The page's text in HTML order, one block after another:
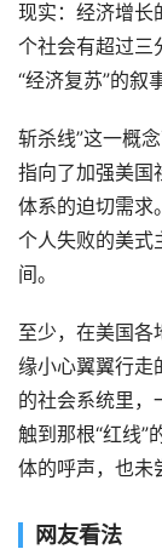
现实：经济增长
个社会有超过三
“经济复苏”的叙
斩杀线”这一概
指向了加强美国
体系的迫切需求
个人失败的美式
间。
至少，在美国各
缘小心翼翼行走
的社会系统里，
触到那根“红线”
体的呼声，也未
网友看法